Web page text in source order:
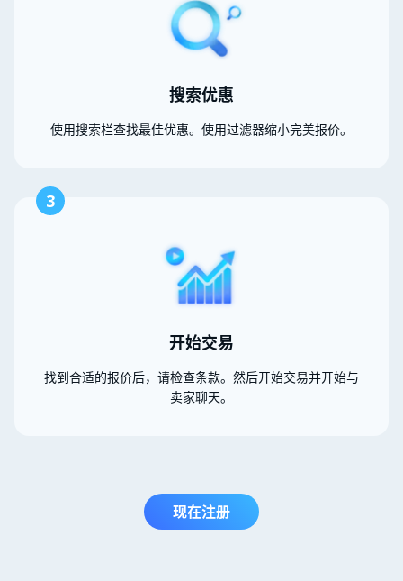
搜索优惠
使用搜索栏查找最佳优惠。使用过滤器缩小完美报价。
3
开始交易
找到合适的报价后，请检查条款。然后开始交易并开始与
卖家聊天。
现在注册